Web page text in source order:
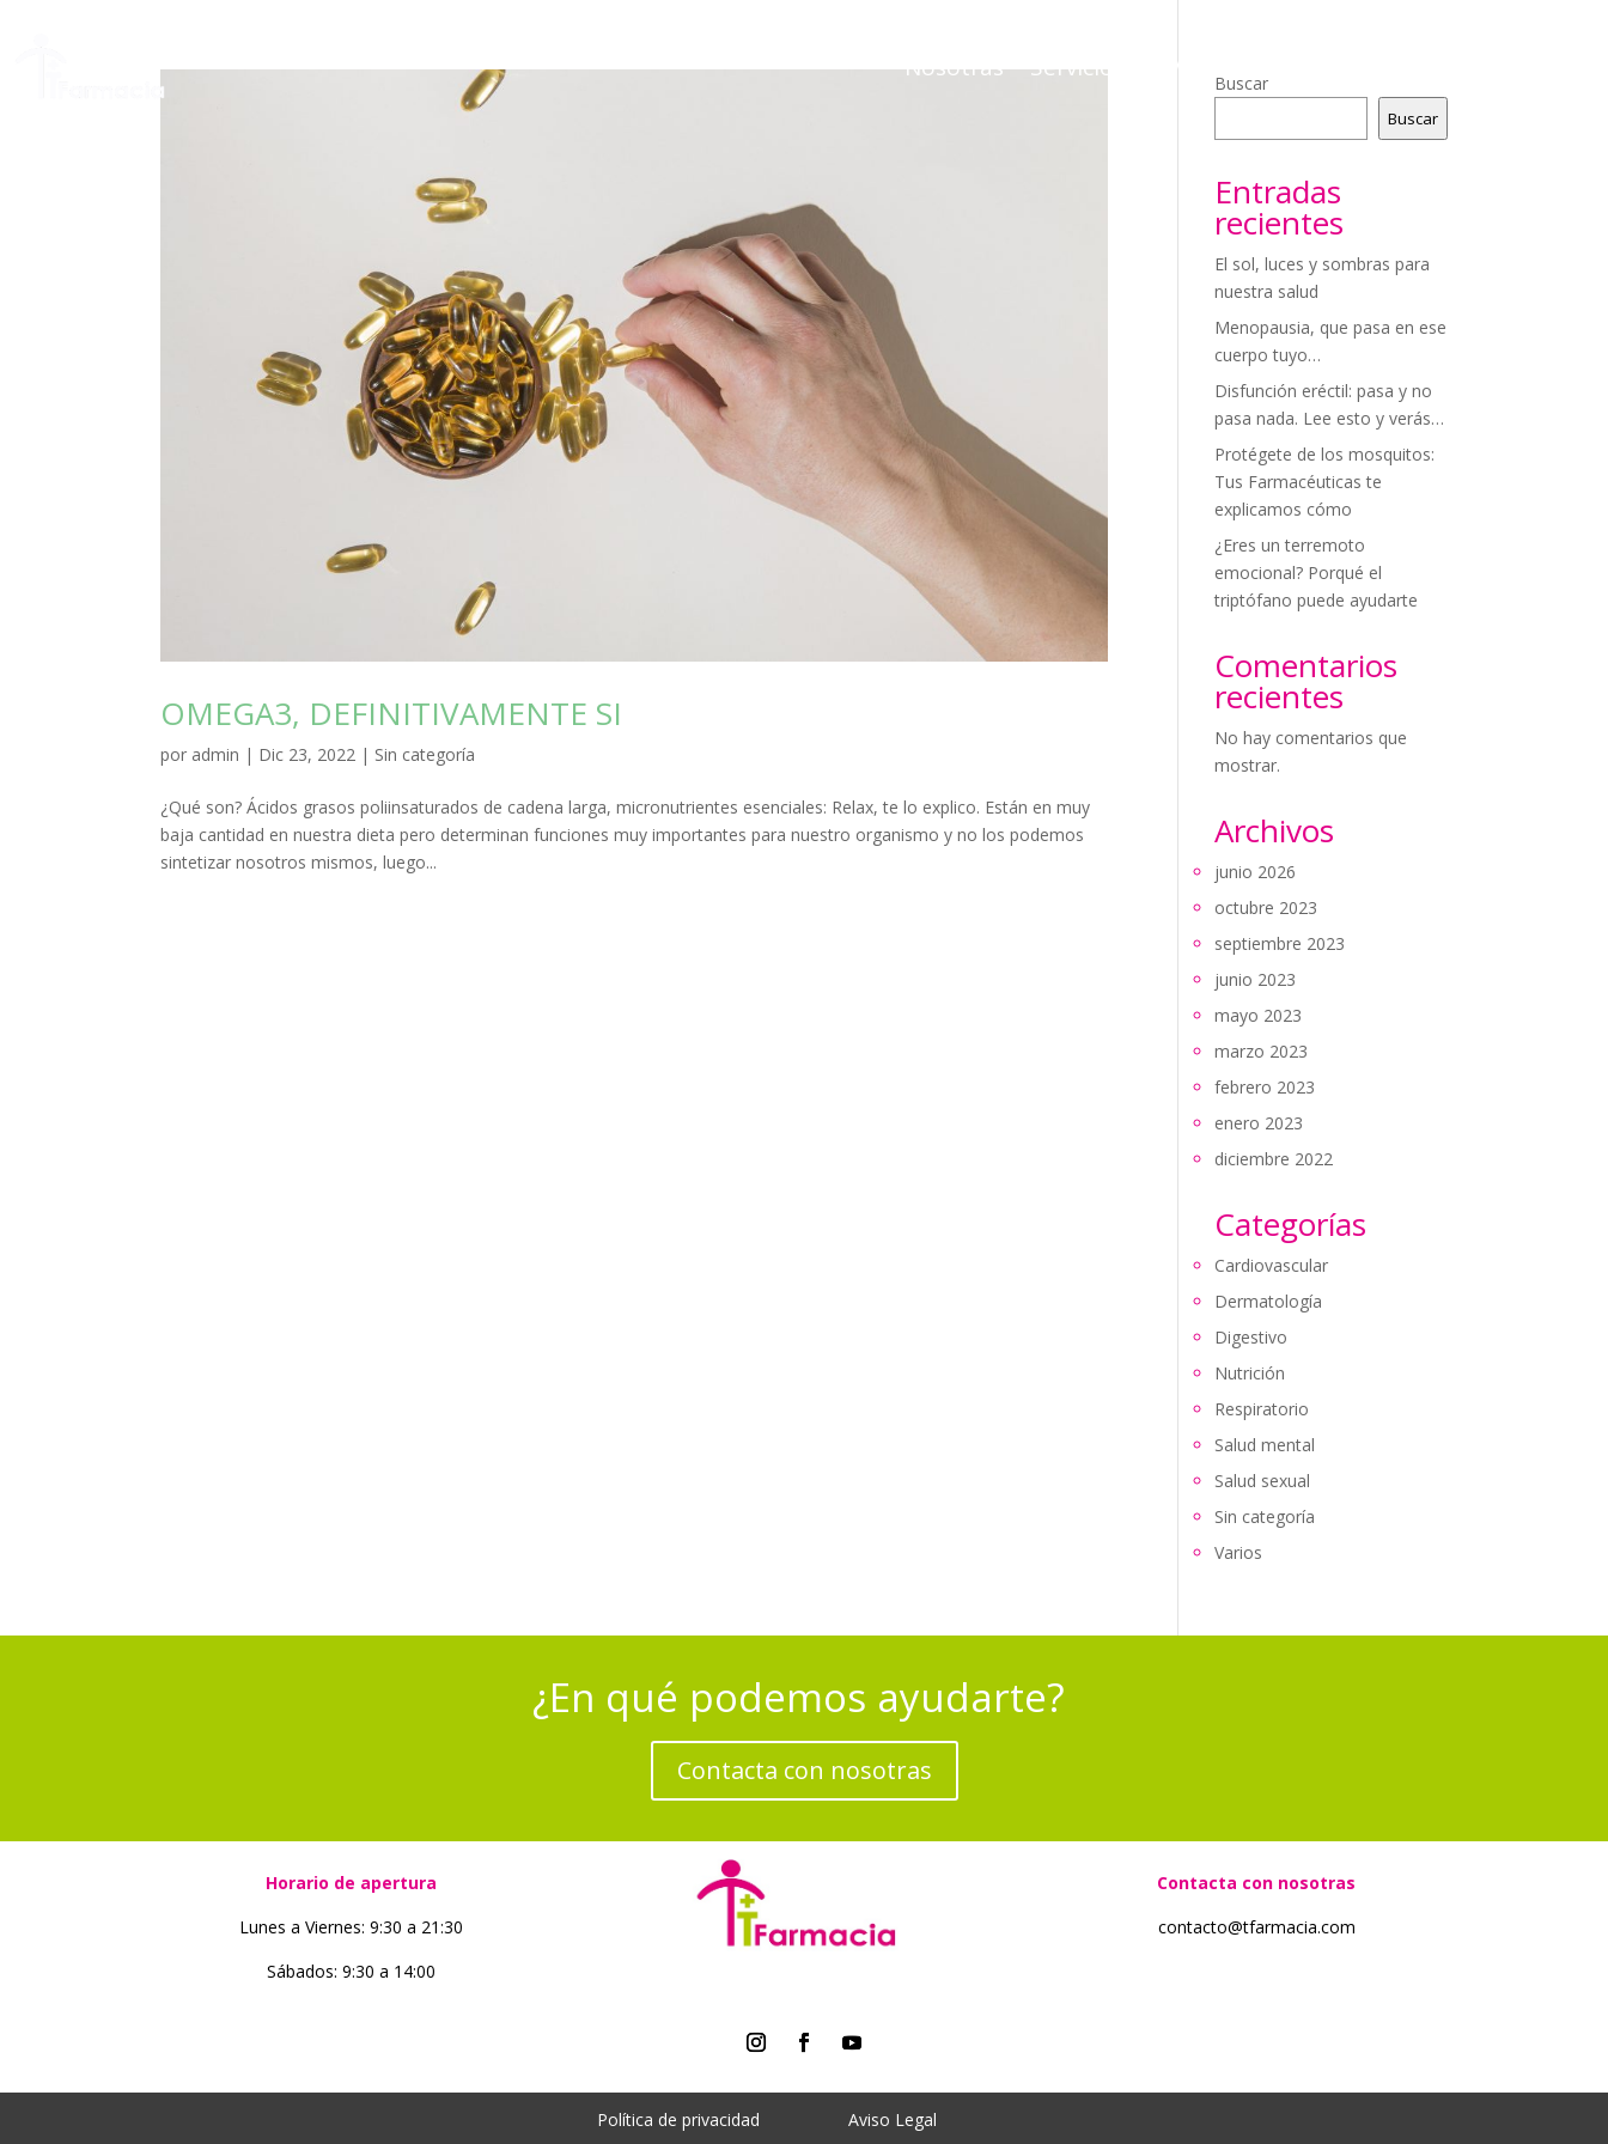
Nosotras Servicios Videoconsejos
OMEGA3, DEFINITIVAMENTE SI
por admin | Dic 23, 2022 | Sin categoría
¿Qué son? Ácidos grasos poliinsaturados de cadena larga, micronutrientes esenciales: Relax, te lo explico. Están en muy
baja cantidad en nuestra dieta pero determinan funciones muy importantes para nuestro organismo y no los podemos
sintetizar nosotros mismos, luego...
Buscar
Buscar
Entradas
recientes
El sol, luces y sombras para
nuestra salud
Menopausia, que pasa en ese
cuerpo tuyo…
Disfunción eréctil: pasa y no
pasa nada. Lee esto y verás…
Protégete de los mosquitos:
Tus Farmacéuticas te
explicamos cómo
¿Eres un terremoto
emocional? Porqué el
triptófano puede ayudarte
Comentarios
recientes
No hay comentarios que
mostrar.
Archivos
junio 2026
octubre 2023
septiembre 2023
junio 2023
mayo 2023
marzo 2023
febrero 2023
enero 2023
diciembre 2022
Categorías
Cardiovascular
Dermatología
Digestivo
Nutrición
Respiratorio
Salud mental
Salud sexual
Sin categoría
Varios
¿En qué podemos ayudarte?
Contacta con nosotras
Horario de apertura
Lunes a Viernes: 9:30 a 21:30
Sábados: 9:30 a 14:00
Contacta con nosotras
contacto@tfarmacia.com
Política de privacidad Aviso Legal